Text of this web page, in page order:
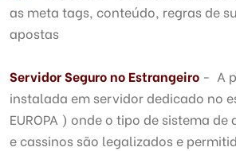
as meta tags, conteúdo, regras de
apostas
Servidor Seguro no Estrangeiro - A
instalada em servidor dedicado no
EUROPA ) onde o tipo de sistema
e cassinos são legalizados e